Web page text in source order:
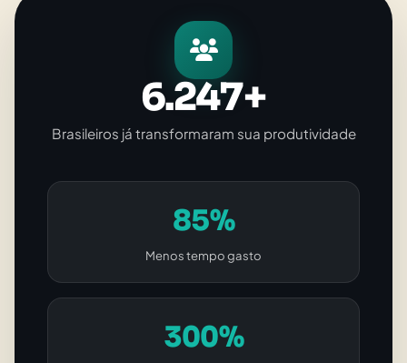
6.247+
Brasileiros já transformaram sua produtividade
85%
Menos tempo gasto
300%